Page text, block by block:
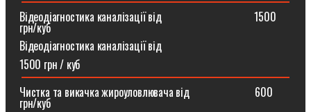
Відеодіагностика каналізації від ⠀⠀⠀⠀⠀⠀⠀⠀⠀⠀⠀1500
грн/куб
Відеодіагностика каналізації від
1500 грн / куб
Чистка та викачка жироуловлювача від⠀⠀⠀⠀⠀⠀⠀⠀600
грн/куб